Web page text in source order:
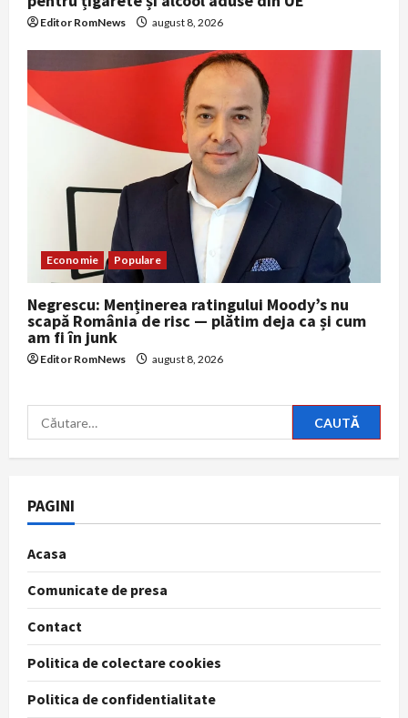
Editor RomNews august 8, 2026
Economie Populare
Negrescu: Menținerea ratingului Moody’s nu
scapă România de risc — plătim deja ca și cum
am fi în junk
Editor RomNews august 8, 2026
Caută
după:
PAGINI
Acasa
Comunicate de presa
Contact
Politica de colectare cookies
Politica de confidentialitate